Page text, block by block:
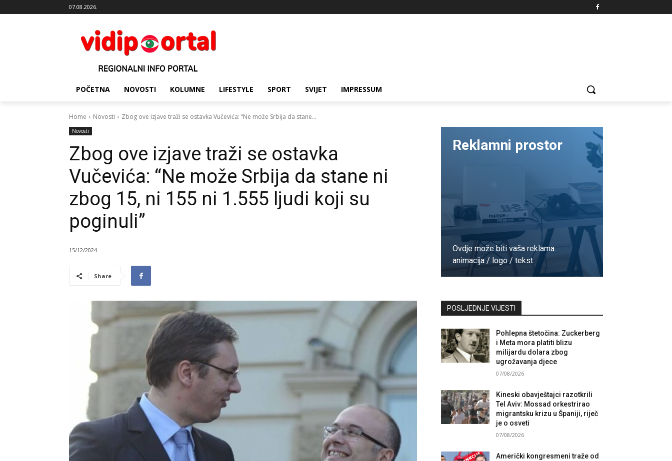
07.08.2026.
POČETNA NOVOSTI KOLUMNE LIFESTYLE SPORT SVIJET IMPRESSUM
Home Novosti Zbog ove izjave traži se ostavka Vučevića: “Ne može Srbija da stane...
Novosti
Zbog ove izjave traži se ostavka
Vučevića: “Ne može Srbija da stane ni
zbog 15, ni 155 ni 1.555 ljudi koji su
poginuli”
15/12/2024
Share
Reklamni prostor
Ovdje može biti vaša reklama.
animacija / logo / tekst
POSLJEDNJE VIJESTI
Pohlepna štetočina: Zuckerberg
i Meta mora platiti blizu
milijardu dolara zbog
ugrožavanja djece
07/08/2026
Kineski obavještajci razotkrili
Tel Aviv: Mossad orkestrirao
migrantsku krizu u Španiji, riječ
je o osveti
07/08/2026
Američki kongresmeni traže od